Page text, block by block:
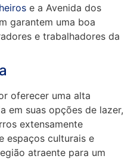
e a Avenida dos
garantem uma boa
e trabalhadores da
oferecer uma alta
em suas opções de lazer,
extensamente
espaços culturais e
atraente para um